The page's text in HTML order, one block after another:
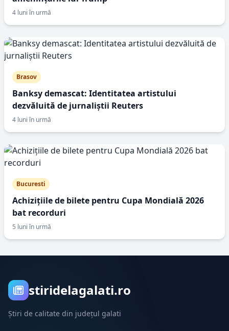
4 luni în urmă
Brasov
Banksy demascat: Identitatea artistului
dezvăluită de jurnaliștii Reuters
4 luni în urmă
Bucuresti
Achizițiile de bilete pentru Cupa Mondială 2026
bat recorduri
5 luni în urmă
stiridelagalati.ro
Știri de calitate din județul galati